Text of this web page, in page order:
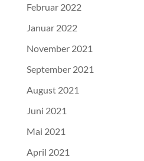
Februar 2022
Januar 2022
November 2021
September 2021
August 2021
Juni 2021
Mai 2021
April 2021